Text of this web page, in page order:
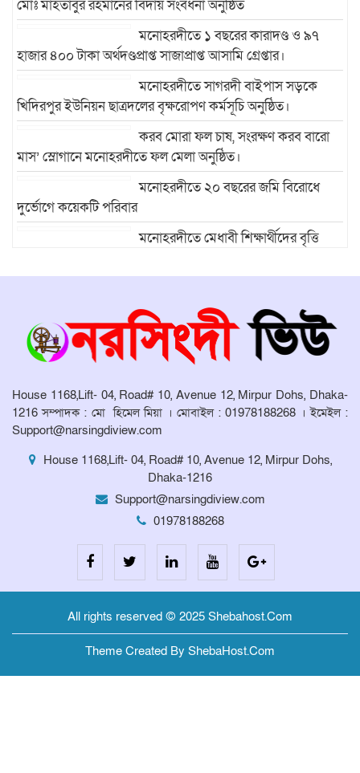
মোঃ মাহতাবুর রহমানের বিদায় সংবর্ধনা অনুষ্ঠিত
মনোহরদীতে ১ বছরের কারাদণ্ড ও ৯৭
হাজার ৪০০ টাকা অর্থদণ্ডপ্রাপ্ত সাজাপ্রাপ্ত আসামি গ্রেপ্তার।
মনোহরদীতে সাগরদী বাইপাস সড়কে
খিদিরপুর ইউনিয়ন ছাত্রদলের বৃক্ষরোপণ কর্মসূচি অনুষ্ঠিত।
করব মোরা ফল চাষ, সংরক্ষণ করব বারো
মাস’ স্লোগানে মনোহরদীতে ফল মেলা অনুষ্ঠিত।
মনোহরদীতে ২০ বছরের জমি বিরোধে
দুর্ভোগে কয়েকটি পরিবার
মনোহরদীতে মেধাবী শিক্ষার্থীদের বৃত্তি
মানুষের সংবাদ প্রকাশের জেরে সাংবাদিক
লাঞ্ছিতের অভিযোগ।
মনোহরদীতে উপজেলা দুর্যোগ ব্যবস্থাপনা
House 1168,Lift- 04, Road# 10, Avenue 12, Mirpur Dohs, Dhaka-
1216 সম্পাদক : মো হিমেল মিয়া । মোবাইল : 01978188268 । ইমেইল :
Support@narsingdiview.com
House 1168,Lift- 04, Road# 10, Avenue 12, Mirpur Dohs,
Dhaka-1216
Support@narsingdiview.com
01978188268
All rights reserved © 2025 Shebahost.Com
Theme Created By ShebaHost.Com